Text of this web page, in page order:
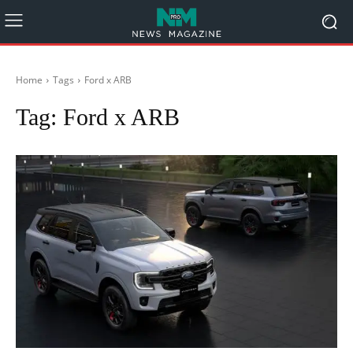
Home Tags Ford x ARB
Tag: Ford x ARB